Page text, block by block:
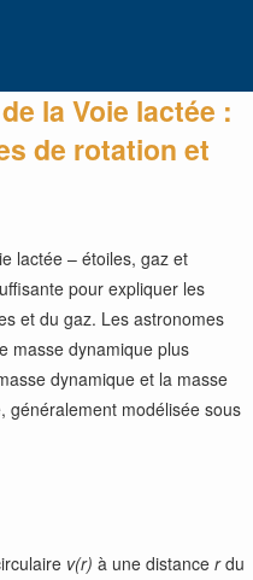
la Voie lactée :
de rotation et
lactée – étoiles, gaz et
pour expliquer les
et du gaz. Les astronomes
masse dynamique plus
dynamique et la masse
généralement modélisée sous
v(r) à une distance rdu